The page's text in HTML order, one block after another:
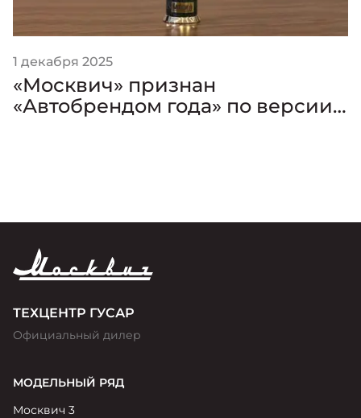
1 декабря 2025
«Москвич» признан
«Автобрендом года» по версии
ТЕХЦЕНТР ГУСАР
Официальный дилер
МОДЕЛЬНЫЙ РЯД
Москвич 3